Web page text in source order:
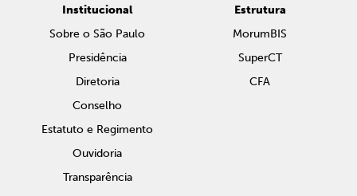
Institucional
Sobre o São Paulo
Presidência
Diretoria
Conselho
Estatuto e Regimento
Ouvidoria
Transparência
Estrutura
MorumBIS
SuperCT
CFA